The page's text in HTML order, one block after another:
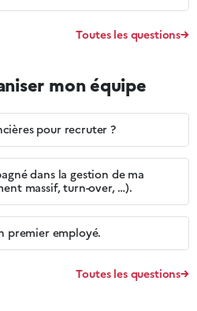
Toutes les questions
mon équipe
pour recruter ?
dans la gestion de ma
massif, turn-over, …).
premier employé.
Toutes les questions